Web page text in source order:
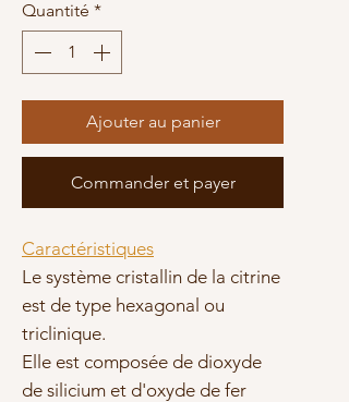
Quantité *
Ajouter au panier
Commander et payer
Caractéristiques
Le système cristallin de la citrine
est de type hexagonal ou
triclinique.
Elle est composée de dioxyde
de silicium et d'oxyde de fer